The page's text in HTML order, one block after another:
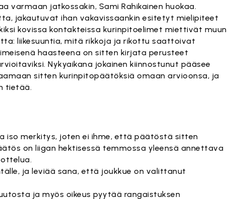
jatkossakin, Sami Rahikainen huokaa.
jakautuvat ihan vakavissaankin esitetyt mielipiteet
kovissa kontakteissa kurinpitoelimet miettivät muun
liikesuuntia, mitä rikkoja ja rikottu saattoivat
haasteena on sitten kirjata perusteet
Nykyaikana jokainen kiinnostunut pääsee
sitten kurinpitopäätöksiä omaan arvioonsa, ja
tietää.
iso merkitys, joten ei ihme, että päätöstä sitten
on liigan hektisessä temmossa yleensä annettava
ja leviää sana, että joukkue on valittanut
ja myös oikeus pyytää rangaistuksen